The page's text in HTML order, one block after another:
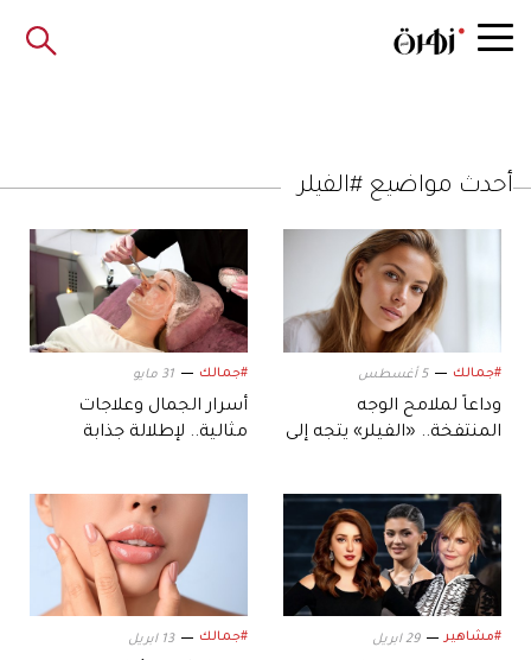
أحدث مواضيع #الفيلر
#جمالك 5 أغسطس
وداعاً لملامح الوجه
المنتفخة.. «الفيلر» يتجه إلى
#جمالك 31 مايو
أسرار الجمال وعلاجات
مثالية.. لإطلالة جذابة
#مشاهير 29 ابريل #جمالك 13 ابريل